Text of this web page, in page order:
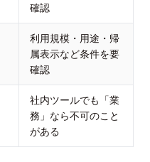
確認
利用規模・用途・帰
属表示など条件を要
確認
社内ツールでも「業
務」なら不可のこと
がある